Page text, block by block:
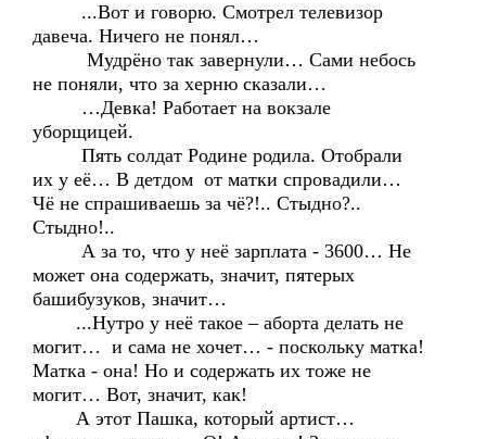
...Вот и говорю. Смотрел телевизор
давеча. Ничего не понял…
Мудрёно так завернули… Сами небось
не поняли, что за херню сказали…
…Девка! Работает на вокзале
уборщицей.
Пять солдат Родине родила. Отобрали
их у её… В детдом от матки спровадили…
Чё не спрашиваешь за чё?!.. Стыдно?..
Стыдно!..
А за то, что у неё зарплата - 3600… Не
может она содержать, значит, пятерых
башибузуков, значит…
...Нутро у неё такое – аборта делать не
могит… и сама не хочет… - поскольку матка!
Матка - она! Но и содержать их тоже не
могит… Вот, значит, как!
А этот Пашка, который артист…